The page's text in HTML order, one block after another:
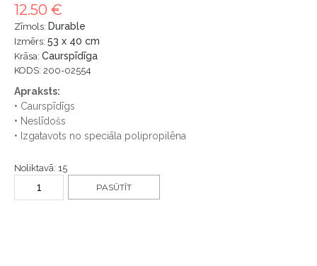
12.50 €
Zīmols: Durable
Izmērs: 53 x 40 cm
Krāsa: Caurspīdīga
KODS: 200-02554
Apraksts:
• Caurspīdīgs
• Neslīdošs
• Izgatavots no speciāla polipropilēna
Noliktavā: 15
PASŪTĪT